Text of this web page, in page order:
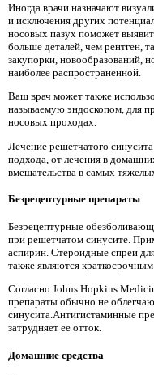
Иногда врачи назначают
и исключения других
носовых пазух поможет
больше деталей, чем рентген,
закупорки, новообразований,
наиболее распространенной.
Ваш врач может также
называемую эндоскопом, для
носовых проходах.
Лечение решетчатого
подхода, от лечения в
вмешательства в самых
Безрецептурные препараты
Безрецептурные
при решетчатом синусите.
аспирин. Стероидные спреи
также являются
Согласно Johns Hopkins
препараты обычно не
синусита.Антигистаминные
затрудняет ее отток.
Домашние средства